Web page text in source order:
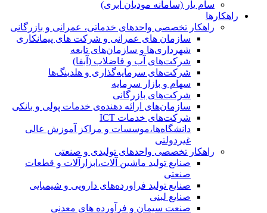
سام یار (سامانه مودیان ابری)
راهکارها
راهکار تخصصی واحدهای خدماتی، عمرانی و بازرگانی
سازمان های عمرانی و شرکت های پیمانکاری
شهرداری‌ها و سازمان‌های تابعه
شرکت‌های آب و فاضلاب (آبفا)
شرکت‌های سرمایه‌گذاری و هلدینگ‌ها
سهام و بازار سرمایه
شرکت‌های بازرگانی
سازمان‌های ارائه دهنده‌ی خدمات پولی و بانکی
شرکت‌های خدمات ICT
دانشگاه‌ها،موسسات و مراکز آموزش عالی
غیردولتی
راهکار تخصصی واحدهای تولیدی و صنعتی
صنایع توليد ماشين آلات،ابزارآلات و قطعات
صنعتی
صنایع تولید فراورده‌های دارویی و شیمیایی
صنایع لبنی
صنعت سیمان و فرآورده های معدنی